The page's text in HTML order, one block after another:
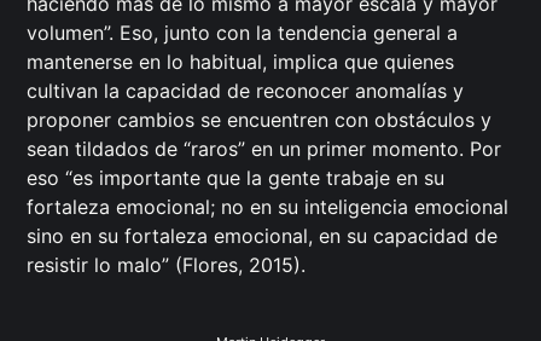
volumen”. Eso, junto con la tendencia general a
mantenerse en lo habitual, implica que quienes
cultivan la capacidad de reconocer anomalías y
proponer cambios se encuentren con obstáculos y
sean tildados de “raros” en un primer momento. Por
eso “es importante que la gente trabaje en su
fortaleza emocional; no en su inteligencia emocional
sino en su fortaleza emocional, en su capacidad de
resistir lo malo” (Flores, 2015).